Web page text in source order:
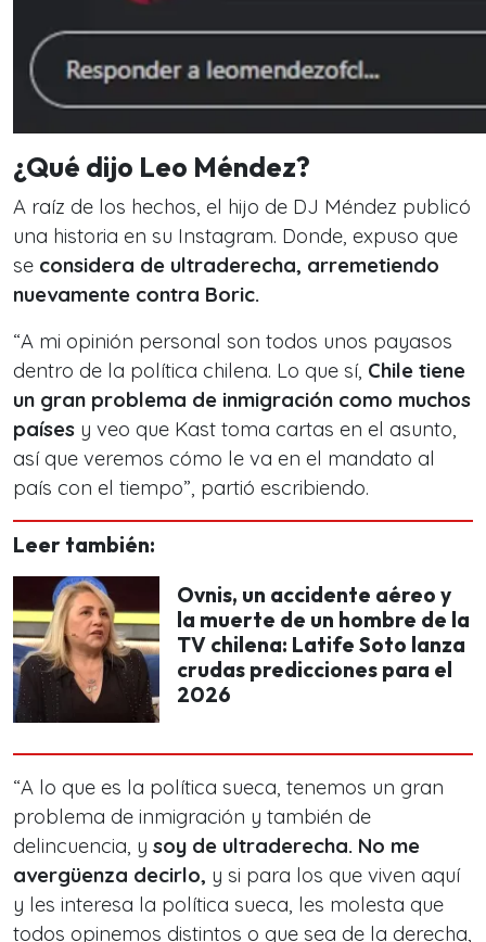
¿Qué dijo Leo Méndez?
A raíz de los hechos, el hijo de DJ Méndez publicó
una historia en su Instagram. Donde, expuso que
se considera de ultraderecha, arremetiendo
nuevamente contra Boric.
“A mi opinión personal son todos unos payasos
dentro de la política chilena. Lo que sí, Chile tiene
un gran problema de inmigración como muchos
países y veo que Kast toma cartas en el asunto,
así que veremos cómo le va en el mandato al
país con el tiempo”, partió escribiendo.
Leer también:
Ovnis, un accidente aéreo y
la muerte de un hombre de la
TV chilena: Latife Soto lanza
crudas predicciones para el
2026
“A lo que es la política sueca, tenemos un gran
problema de inmigración y también de
delincuencia, y soy de ultraderecha. No me
avergüenza decirlo, y si para los que viven aquí
y les interesa la política sueca, les molesta que
todos opinemos distintos o que sea de la derecha,